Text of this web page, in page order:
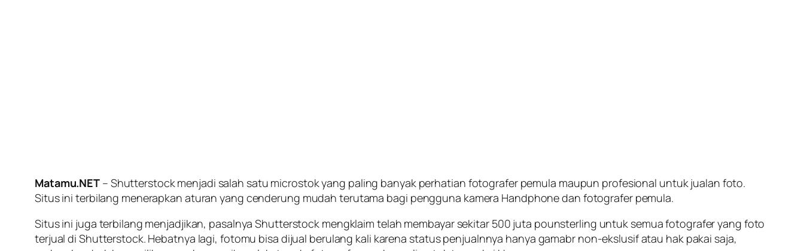
Matamu.NET – Shutterstock menjadi salah satu microstok yang paling banyak perhatian fotografer pemula maupun profesional untuk jualan foto.
Situs ini terbilang menerapkan aturan yang cenderung mudah terutama bagi pengguna kamera Handphone dan fotografer pemula.
Situs ini juga terbilang menjadjikan, pasalnya Shutterstock mengklaim telah membayar sekitar 500 juta pounsterling untuk semua fotografer yang foto
terjual di Shutterstock. Hebatnya lagi, fotomu bisa dijual berulang kali karena status penjualnnya hanya gamabr non-ekslusif atau hak pakai saja,